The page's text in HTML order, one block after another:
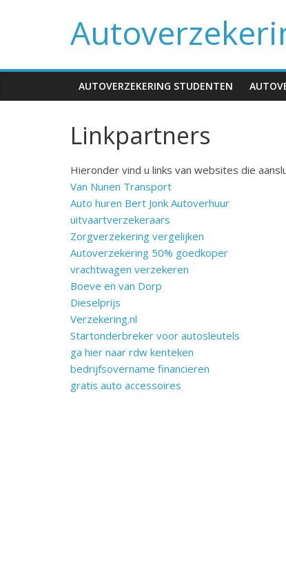
AUTOVERZEKERING STUDENTEN
Linkpartners
Hieronder vind u links van websites die
Van Nunen Transport
Auto huren Bert Jonk Autoverhuur
uitvaartverzekeraars
Zorgverzekering vergelijken
Autoverzekering 50% goedkoper
vrachtwagen verzekeren
Boeve en van Dorp
Dieselprijs
Verzekering.nl
Startonderbreker voor autosleutels
ga hier naar rdw kenteken
bedrijfsovername financieren
gratis auto accessoires